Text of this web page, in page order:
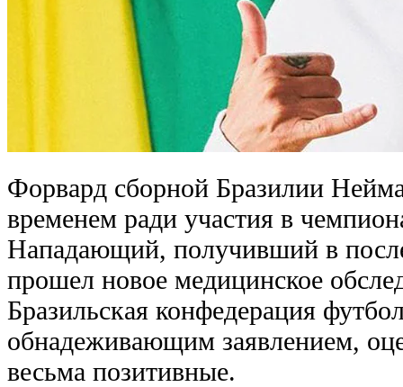
Форвард сборной Бразилии
временем ради участия в
Нападающий, получивший в
прошел новое медицинское
Бразильская конфедерация
обнадеживающим заявлением,
весьма позитивные.